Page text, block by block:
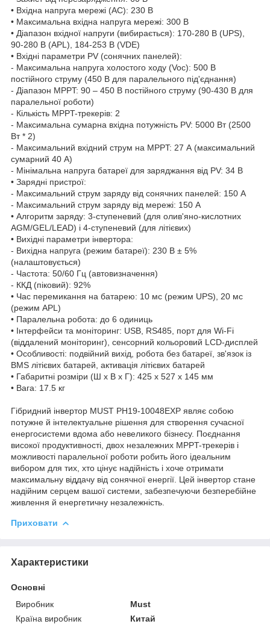
• Вхідна напруга мережі (AC): 230 В
• Максимальна вхідна напруга мережі: 300 В
• Діапазон вхідної напруги (вибирається): 170-280 В (UPS),
90-280 В (APL), 184-253 В (VDE)
• Вхідні параметри PV (сонячних панелей):
- Максимальна напруга холостого ходу (Voc): 500 В
постійного струму (450 В для паралельного під'єднання)
- Діапазон MPPT: 90 – 450 В постійного струму (90-430 В для
паралельної роботи)
- Кількість MPPT-трекерів: 2
- Максимальна сумарна вхідна потужність PV: 5000 Вт (2500
Вт * 2)
- Максимальний вхідний струм на MPPT: 27 А (максимальний
сумарний 40 А)
- Мінімальна напруга батареї для заряджання від PV: 34 В
• Зарядні пристрої:
- Максимальний струм заряду від сонячних панелей: 150 А
- Максимальний струм заряду від мережі: 150 А
• Алгоритм заряду: 3-ступеневий (для олив'яно-кислотних
AGM/GEL/LEAD) і 4-ступеневий (для літієвих)
• Вихідні параметри інвертора:
- Вихідна напруга (режим батареї): 230 В ± 5%
(налаштовується)
- Частота: 50/60 Гц (автовизначення)
- ККД (піковий): 92%
• Час перемикання на батарею: 10 мс (режим UPS), 20 мс
(режим APL)
• Паралельна робота: до 6 одиниць
• Інтерфейси та моніторинг: USB, RS485, порт для Wi-Fi
(віддалений моніторинг), сенсорний кольоровий LCD-дисплей
• Особливості: подвійний вихід, робота без батареї, зв'язок із
BMS літієвих батарей, активація літієвих батарей
• Габаритні розміри (Ш x В x Г): 425 x 527 x 145 мм
• Вага: 17.5 кг
Гібридний інвертор MUST PH19-10048EXP являє собою
потужне й інтелектуальне рішення для створення сучасної
енергосистеми вдома або невеликого бізнесу. Поєднання
високої продуктивності, двох незалежних MPPT-трекерів і
можливості паралельної роботи робить його ідеальним
вибором для тих, хто цінує надійність і хоче отримати
максимальну віддачу від сонячної енергії. Цей інвертор стане
надійним серцем вашої системи, забезпечуючи безперебійне
живлення й енергетичну незалежність.
Приховати
Характеристики
Основні
Виробник
Must
Країна виробник
Китай